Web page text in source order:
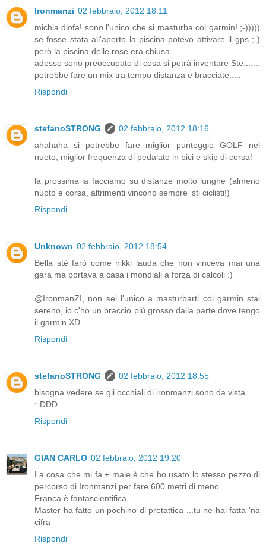
Ironmanzi 02 febbraio, 2012 18:11
michia diofa! sono l'unico che si masturba col garmin! ;-)))))
se fosse stata all'aperto la piscina potevo attivare il gps ;-)
però la piscina delle rose era chiusa....
adesso sono preoccupato di cosa si potrà inventare Ste.......
potrebbe fare un mix tra tempo distanza e bracciate.....
Rispondi
stefanoSTRONG
02 febbraio, 2012 18:16
ahahaha si potrebbe fare miglior punteggio GOLF nel
nuoto, miglior frequenza di pedalate in bici e skip di corsa!
la prossima la facciamo su distanze molto lunghe (almeno
nuoto e corsa, altrimenti vincono sempre 'sti ciclisti!)
Rispondi
Unknown 02 febbraio, 2012 18:54
Bella stè farò come nikki lauda che non vinceva mai una
gara ma portava a casa i mondiali a forza di calcoli :)
@IronmanZI, non sei l'unico a masturbarti col garmin stai
sereno, io c'ho un braccio più grosso dalla parte dove tengo
il garmin XD
Rispondi
stefanoSTRONG
02 febbraio, 2012 18:55
bisogna vedere se gli occhiali di ironmanzi sono da vista...
:-DDD
Rispondi
GIAN CARLO 02 febbraio, 2012 19:20
La cosa che mi fa + male è che ho usato lo stesso pezzo di
percorso di Ironmanzi per fare 600 metri di meno.
Franca è fantascientifica.
Master ha fatto un pochino di pretattica ...tu ne hai fatta 'na
cifra
Rispondi